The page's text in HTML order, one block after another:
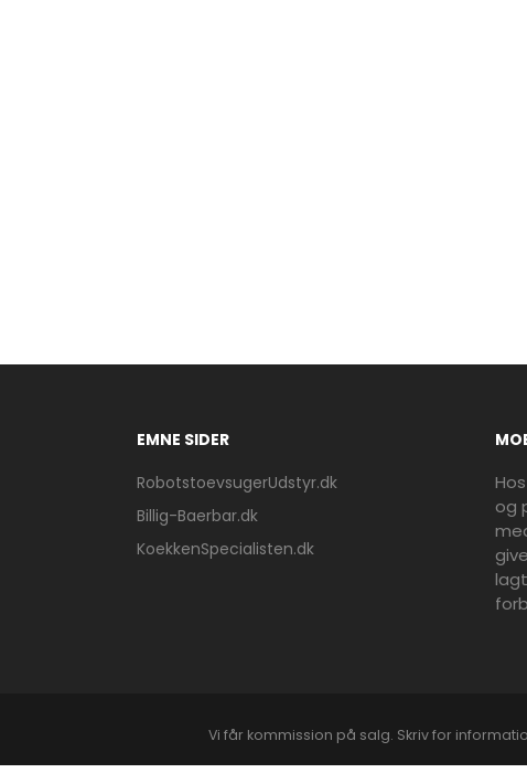
EMNE SIDER
RobotstoevsugerUdstyr.dk
Billig-Baerbar.dk
KoekkenSpecialisten.dk
og
Vi får kommission på salg. Skriv for